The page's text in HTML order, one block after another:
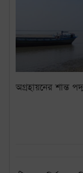
অগ্রহায়নের শান্ত